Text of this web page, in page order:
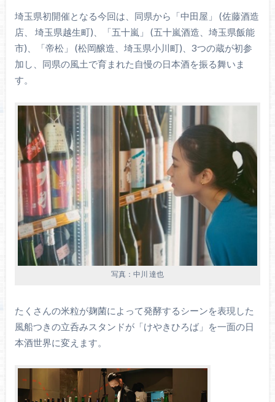
埼玉県初開催となる今回は、同県から「中田屋」 (佐藤酒造
店、 埼玉県越生町)、「五十嵐」 (五十嵐酒造、埼玉県飯能
市)、「帝松」 (松岡醸造、埼玉県小川町)、3つの蔵が初参
加し、同県の風土で育まれた自慢の日本酒を振る舞いま
す。
写真：中川 達也
たくさんの米粒が麹菌によって発酵するシーンを表現した
風船つきの立呑みスタンドが「けやきひろば」を一面の日
本酒世界に変えます。